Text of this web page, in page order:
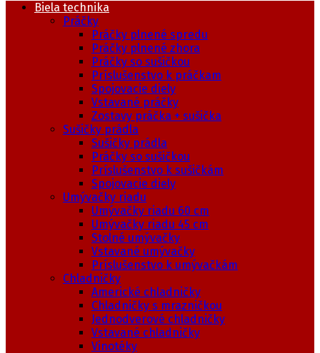
Biela technika
Práčky
Práčky plnené spredu
Práčky plnené zhora
Práčky so sušičkou
Príslušenstvo k práčkam
Spojovacie diely
Vstavané práčky
Zostavy práčka + sušička
Sušičky prádla
Sušičky prádla
Práčky so sušičkou
Príslušenstvo k sušičkám
Spojovacie diely
Umývačky riadu
Umývačky riadu 60 cm
Umývačky riadu 45 cm
Stolné umývačky
Vstavané umývačky
Príslušenstvo k umývačkám
Chladničky
Americké chladničky
Chladničky s mrazničkou
Jednodverové chladničky
Vstavané chladničky
Vinotéky